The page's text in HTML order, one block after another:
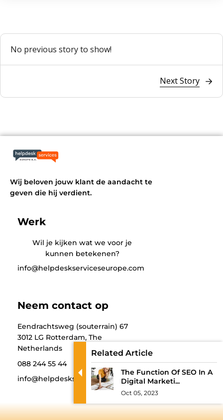
No previous story to show!
Next Story
Related Article
The Function Of SEO In A
Digital Marketi...
Oct 05, 2023
Wij beloven jouw klant de aandacht te
geven die hij verdient.
Werk
Wil je kijken wat we voor je
kunnen betekenen?
info@helpdeskserviceseurope.com
Neem contact op
Eendrachtsweg (souterrain) 67
3012 LG Rotterdam, The
Netherlands
088 244 55 44
info@helpdeskserviceseurope.com